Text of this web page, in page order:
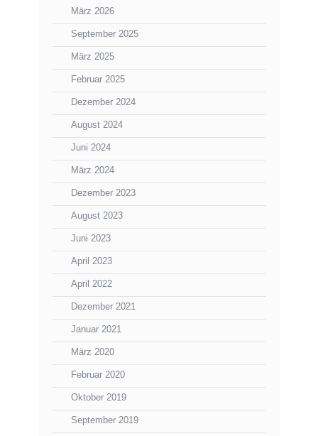
März 2026
September 2025
März 2025
Februar 2025
Dezember 2024
August 2024
Juni 2024
März 2024
Dezember 2023
August 2023
Juni 2023
April 2023
April 2022
Dezember 2021
Januar 2021
März 2020
Februar 2020
Oktober 2019
September 2019